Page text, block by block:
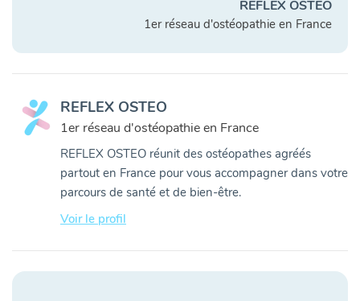
REFLEX OSTEO
1er réseau d'ostéopathie en France
REFLEX OSTEO
1er réseau d'ostéopathie en France
REFLEX OSTEO réunit des ostéopathes agréés
partout en France pour vous accompagner dans votre
parcours de santé et de bien-être.
Voir le profil